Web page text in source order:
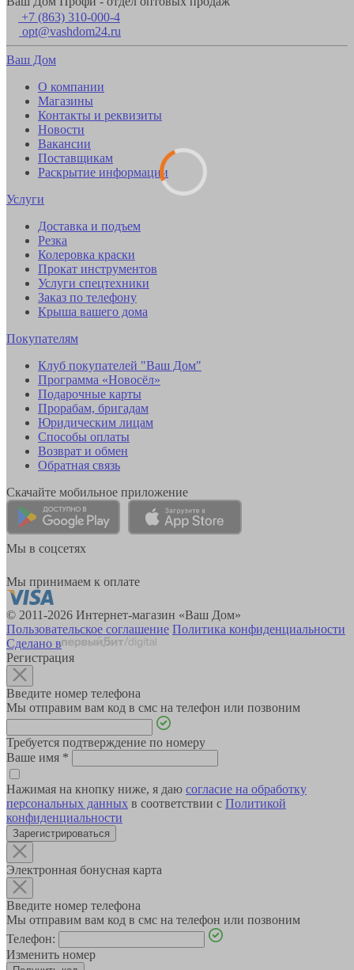
+7 (863) 310-000-4
opt@vashdom24.ru
Ваш Дом
О компании
Магазины
Контакты и реквизиты
Новости
Вакансии
Поставщикам
Раскрытие информации
Услуги
Доставка и подъем
Резка
Колеровка краски
Прокат инструментов
Услуги спецтехники
Заказ по телефону
Крыша вашего дома
Покупателям
Клуб покупателей "Ваш Дом"
Программа «Новосёл»
Подарочные карты
Прорабам, бригадам
Юридическим лицам
Способы оплаты
Возврат и обмен
Обратная связь
Скачайте мобильное приложение
Мы в соцсетях
Мы принимаем к оплате
© 2011-2026 Интернет-магазин «Ваш Дом»
Пользовательское соглашение Политика конфиденциальности
Сделано в
Регистрация
Введите номер телефона
Мы отправим вам код в смс на телефон или позвоним
Требуется подтверждение по номеру
Ваше имя *
Нажимая на кнопку ниже, я даю согласие на обработку
персональных данных в соответствии с Политикой
конфиденциальности
Зарегистрироваться
Электронная бонусная карта
Введите номер телефона
Мы отправим вам код в смс на телефон или позвоним
Телефон:
Изменить номер